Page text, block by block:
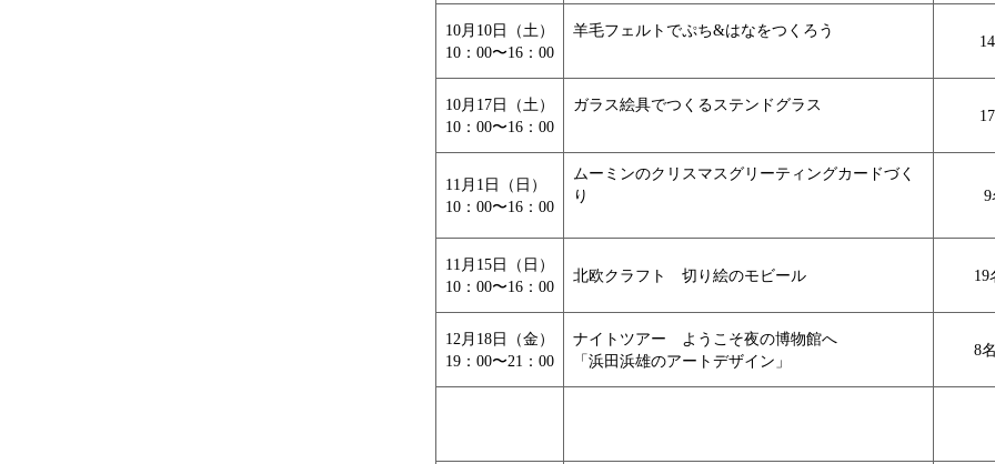
10月10日（土）
10：00〜16：00
羊毛フェルトでぷち&はなをつくろう
10月17日（土）
10：00〜16：00
ガラス絵具でつくるステンドグラス
11月1日（日）
10：00〜16：00
ムーミンのクリスマスグリーティングカードづく
り
9
11月15日
（日）
10：00〜16：00
北欧クラフト 切り絵のモビール 19
12月18日
（金）
19：00〜21：00
ナイトツアー ようこそ夜の博物館へ
「浜田浜雄のアートデザイン」
8